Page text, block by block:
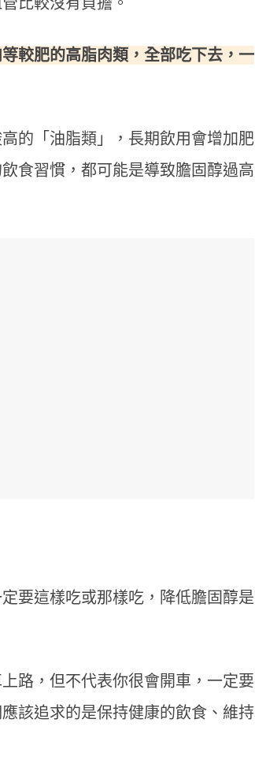
較肥的高脂肉類，全部吃下去，一
的「油脂類」，長期飲用會增加肥
食習慣，都可能是導致膽固醇過高
要這樣吃或那樣吃，降低膽固醇是
路，但不代表你很會開車，一定要
該追求的是保持健康的飲食、維持